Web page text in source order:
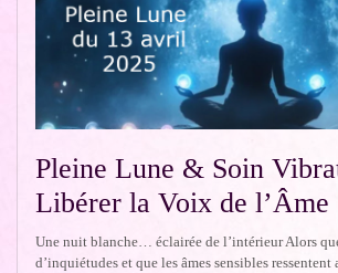
Pleine Lune & Soin
Libérer la Voix de l’Âme
Une nuit blanche… éclairée de l’intérieur Alors
d’inquiétudes et que les âmes sensibles ressentent